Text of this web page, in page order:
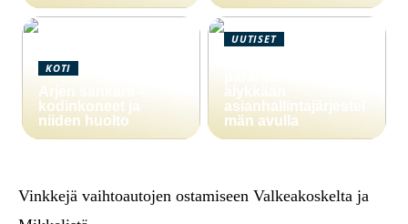
KOTI
Arjen sankarit –
kodinkoneet ja
niiden huolto
UUTISET
älykkään
asianhallintajärjestel
män avulla
Vinkkejä vaihtoautojen ostamiseen Valkeakoskelta ja